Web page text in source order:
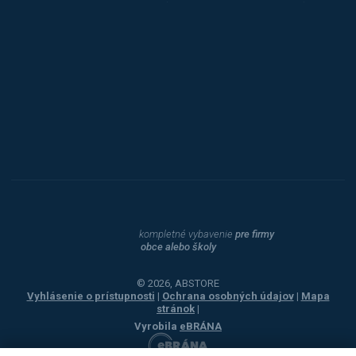
kompletné vybavenie pre firmy
obce alebo školy
© 2026, ABSTORE
Vyhlásenie o prístupnosti | Ochrana osobných údajov | Mapa
stránok |
Vyrobila eBRÁNA